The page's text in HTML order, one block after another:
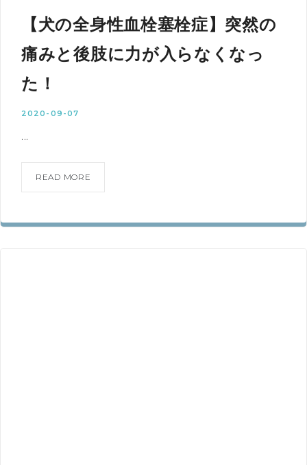
【犬の全身性血栓塞栓症】突然の
痛みと後肢に力が入らなくなっ
た！
2020-09-07
...
READ MORE